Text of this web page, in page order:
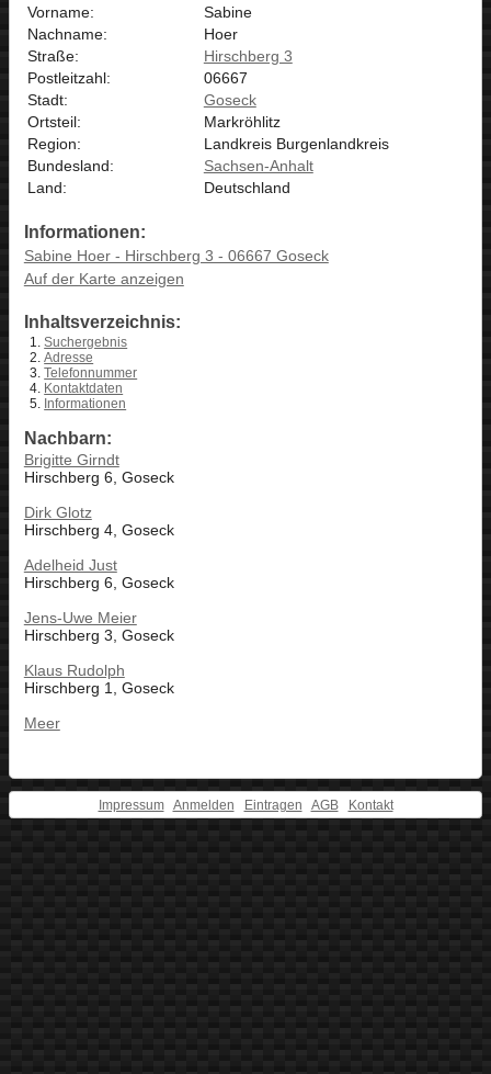
Vorname:
Sabine
Nachname:
Hoer
Straße:
Hirschberg 3
Postleitzahl:
06667
Stadt:
Goseck
Ortsteil:
Markröhlitz
Region:
Landkreis Burgenlandkreis
Bundesland:
Sachsen-Anhalt
Land:
Deutschland
Informationen:
Sabine Hoer - Hirschberg 3 - 06667 Goseck
Auf der Karte anzeigen
Inhaltsverzeichnis:
Suchergebnis
Adresse
Telefonnummer
Kontaktdaten
Informationen
Nachbarn:
Brigitte Girndt
Hirschberg 6, Goseck
Dirk Glotz
Hirschberg 4, Goseck
Adelheid Just
Hirschberg 6, Goseck
Jens-Uwe Meier
Hirschberg 3, Goseck
Klaus Rudolph
Hirschberg 1, Goseck
Meer
Impressum Anmelden Eintragen AGB Kontakt